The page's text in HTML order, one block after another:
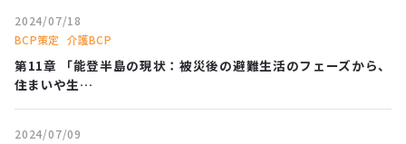
2024/07/18
BCP策定 介護BCP
第11章 「能登半島の現状：被災後の避難生活のフェーズから、
住まいや生…
2024/07/09